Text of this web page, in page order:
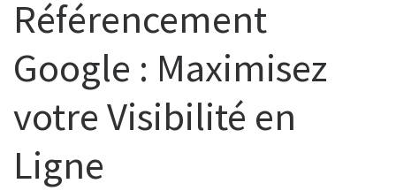
Référencement
Google : Maximisez
votre Visibilité en
Ligne